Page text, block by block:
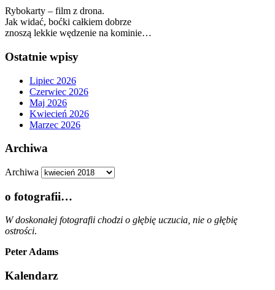
Rybokarty – film z drona.
Jak widać, boćki całkiem dobrze
znoszą lekkie wędzenie na kominie…
Ostatnie wpisy
Lipiec 2026
Czerwiec 2026
Maj 2026
Kwiecień 2026
Marzec 2026
Archiwa
Archiwa
o fotografii…
W doskonałej fotografii chodzi o głębię uczucia, nie o głębię
ostrości.
Peter Adams
Kalendarz